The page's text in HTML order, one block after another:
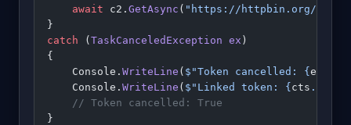
    await
c2. GetAsync ( "https://httpbin.org/
}
catch (TaskCanceledException ex )
{
    Console.
WriteLine ( $"Token cancelled: {ex
    Console.
WriteLine ( $"Linked token: {cts .
    // Token cancelled: True
}